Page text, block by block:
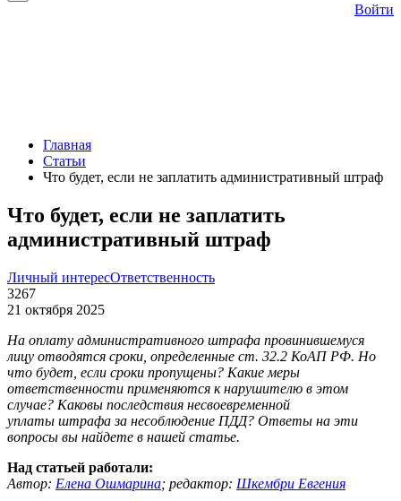
Войти
Главная
Статьи
Что будет, если не заплатить административный штраф
Что будет, если не заплатить
административный штраф
Личный интересОтветственность
3267
21 октября 2025
На оплату административного штрафа провинившемуся
лицу отводятся сроки, определенные ст. 32.2 КоАП РФ. Но
что будет, если сроки пропущены? Какие меры
ответственности применяются к нарушителю в этом
случае? Каковы последствия несвоевременной
уплаты штрафа за несоблюдение ПДД? Ответы на эти
вопросы вы найдете в нашей статье.
Над статьей работали:
Автор: Елена Ошмарина; редактор: Шкембри Евгения